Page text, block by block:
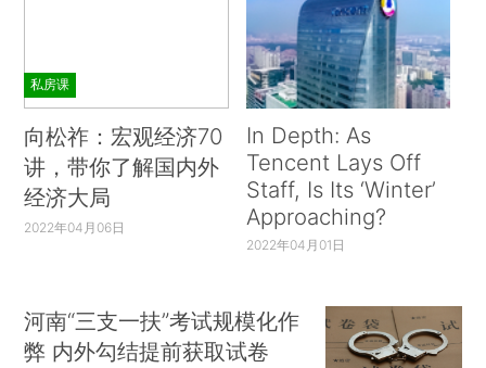
私房课
向松祚：宏观经济70
讲，带你了解国内外
经济大局
2022年04月06日
In Depth: As
Tencent Lays Off
Staff, Is Its ‘Winter’
Approaching?
2022年04月01日
河南“三支一扶”考试规模化作
弊 内外勾结提前获取试卷